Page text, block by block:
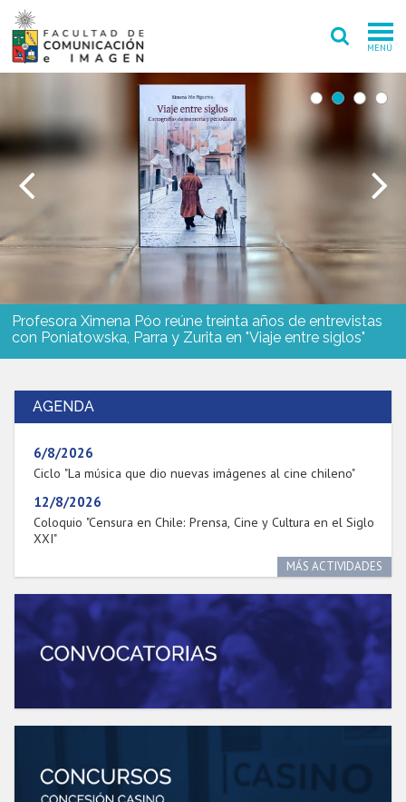
MENÚ
FACULTAD
PREGRADO
POSTGRADO
INVESTIGACIÓN CREACIÓN
EXTENSIÓN
INTERNACIONAL
ADMISIÓN
Profesora Ximena Póo reúne treinta años de entrevistas
con Poniatowska, Parra y Zurita en "Viaje entre siglos"
AGENDA
6/8/2026
Ciclo "La música que dio nuevas imágenes al cine chileno"
12/8/2026
Coloquio "Censura en Chile: Prensa, Cine y Cultura en el Siglo
XXI"
MÁS ACTIVIDADES